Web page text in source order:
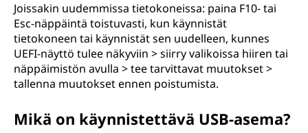
Joissakin uudemmissa tietokoneissa: paina F10- tai
Esc-näppäintä toistuvasti, kun käynnistät
tietokoneen tai käynnistät sen uudelleen, kunnes
UEFI-näyttö tulee näkyviin > siirry valikoissa hiiren tai
näppäimistön avulla > tee tarvittavat muutokset >
tallenna muutokset ennen poistumista.
Mikä on käynnistettävä USB-asema?